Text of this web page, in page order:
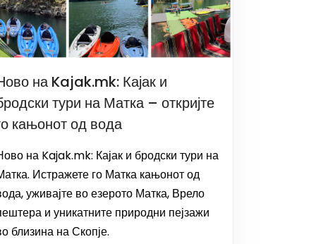
на Kajak.mk: Кајак и
тури на Матка – откријте
кањонот од вода
на Kajak.mk: Кајак и бродски тури на
Истражете го Матка кањонот од
уживајте во езерото Матка, Врело
и уникатните природни пејзажи
близина на Скопје.